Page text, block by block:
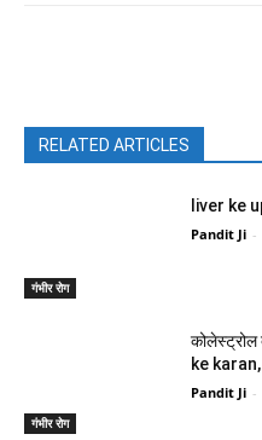
RELATED ARTICLES
गंभीर रोग
liver ke
Pandit Ji -
गंभीर रोग
ke karan,
Pandit Ji -